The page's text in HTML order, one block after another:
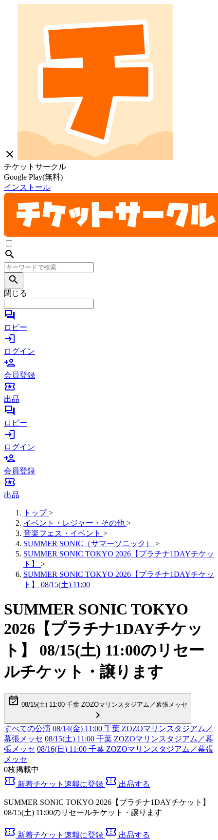
close
チケットサークル
Google Play(無料)
インストール
search
search
閉じる
forum
ロビー
login
ログイン
person_add
会員登録
local_activity
出品
forum
ロビー
login
ログイン
person_add
会員登録
local_activity
出品
トップ >
イベント・レジャー・その他 >
音楽フェス・イベント >
SUMMER SONIC（サマーソニック）
>
SUMMER SONIC TOKYO 2026【プラチナ1DAYチケッ
ト】
>
SUMMER SONIC TOKYO 2026【プラチナ1DAYチケッ
ト】 08/15(土) 11:00
SUMMER SONIC TOKYO
2026【プラチナ1DAYチケッ
ト】 08/15(土) 11:00のリセー
ルチケット・譲ります
event_available 08/15(土) 11:00 千葉 ZOZOマリンスタジアム／幕張メッセ
chevron_right
すべての公演 08/14(金) 11:00 千葉 ZOZOマリンスタジアム／
幕張メッセ 08/15(土) 11:00 千葉 ZOZOマリンスタジアム／幕
張メッセ 08/16(日 ) 11:00 千葉 ZOZOマリンスタジアム／幕張
メッセ
0枚掲載中
confirmation_number 新着チケット速報に登録 confirmation_number 出品する
SUMMER SONIC TOKYO 2026【プラチナ1DAYチケット】
08/15(土) 11:00のリセールチケット・譲ります
confirmation_number 新着チケット速報に登録 confirmation_number 出品する